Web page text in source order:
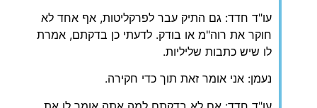
עו"ד חדד: גם התיק עבר לפרקליטות, אף אחד לא
חוקר את רוה"מ או בודק. לדעתי כן בדקתם, אמרת
לו שיש כתבות שליליות.
נעמן: אני אומר זאת תוך כדי חקירה.